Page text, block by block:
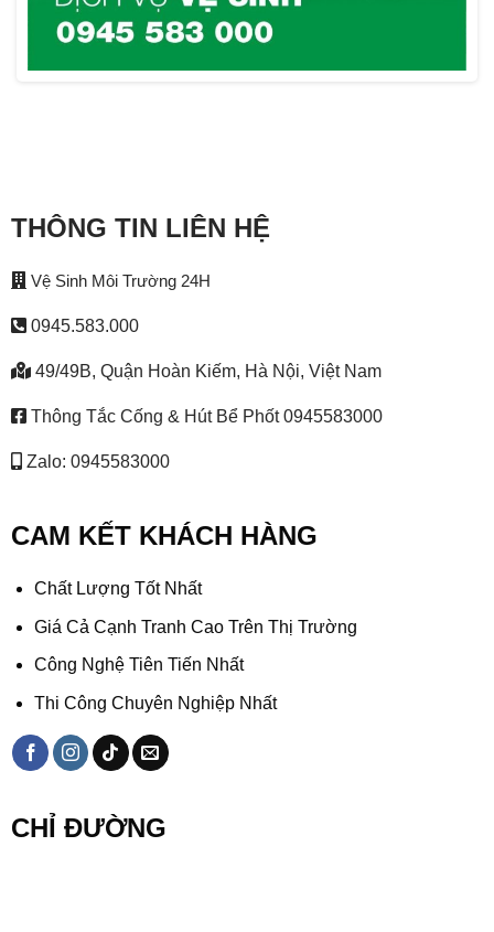
THÔNG TIN LIÊN HỆ
Vệ Sinh Môi Trường 24H
0945.583.000
49/49B, Quận Hoàn Kiếm, Hà Nội, Việt Nam
Thông Tắc Cống & Hút Bể Phốt 0945583000
Zalo: 0945583000
CAM KẾT KHÁCH HÀNG
Chất Lượng Tốt Nhất
Giá Cả Cạnh Tranh Cao Trên Thị Trường
Công Nghệ Tiên Tiến Nhất
Thi Công Chuyên Nghiệp Nhất
CHỈ ĐƯỜNG